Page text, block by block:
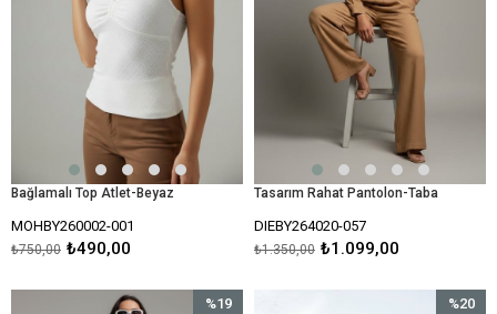
Bağlamalı Top Atlet-Beyaz
MOHBY260002-001
₺490,00
₺750,00
Tasarım Rahat Pantolon-Taba
DIEBY264020-057
₺1.099,00
₺1.350,00
%19
%20